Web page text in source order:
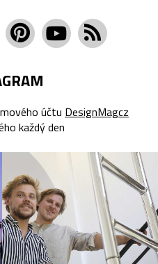
účtu DesignMagcz
každý den